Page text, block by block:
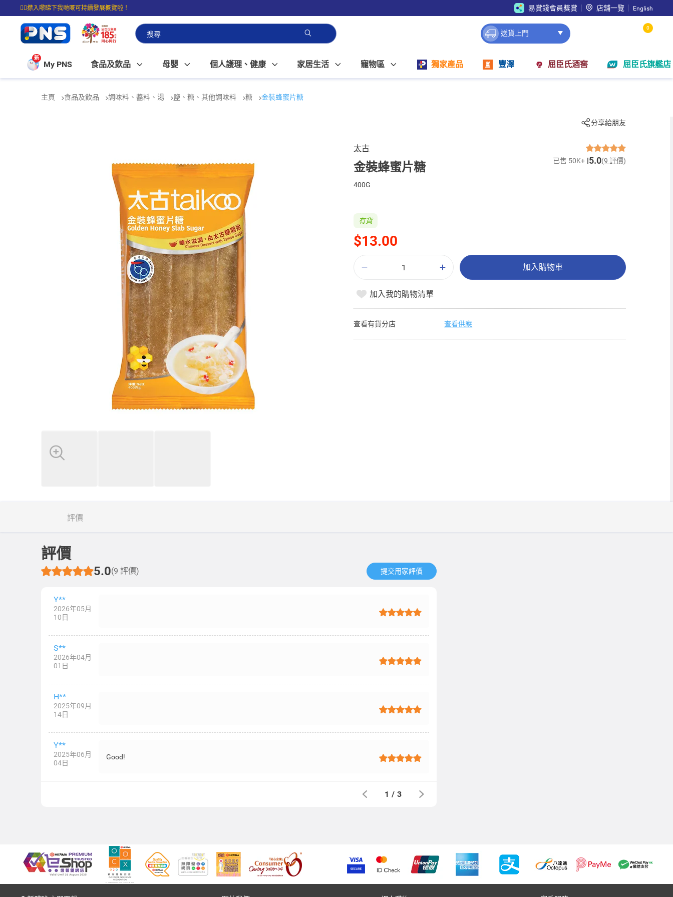
☝🏼㩒入嚟睇下我哋嘅可持續發展概覽啦！
⭐購物滿$399即享免費送貨；滿$100即可免費店取。
易賞錢會員獎賞 店舖一覽 English
送貨上門
0
新
My PNS 食品及飲品 母嬰 個人護理、健康 家居生活 寵物區 獨家產品 豐澤 屈臣氏酒窖 屈臣氏旗艦店
主頁 食品及飲品 調味料、醬料、湯 鹽、糖、其他調味料 糖 金裝蜂蜜片糖
分享給朋友
太古
金裝蜂蜜片糖 已售 50K+ 5.0(9 評價)
400G
$13.00
有貨
加入購物車
加入我的購物清單
查看有貨分店 查看供應
評價
評價
5.0(9 評價) 提交用家評價​
Y**
2026年05月
10日
S**
2026年04月
01日
H**
2025年09月
14日
Y**
2025年06月
04日
Good!
1 / 3